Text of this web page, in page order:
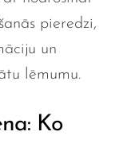
pieredzi,
un
lēmumu.
Ko